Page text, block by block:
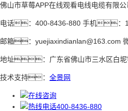
佛山市草莓APP在线观看电线电缆有限
电话：400-8436-880 手机：
邮箱：
地址：广东省佛山市三水区白坭
技术支持： 全景网
400-8436-880